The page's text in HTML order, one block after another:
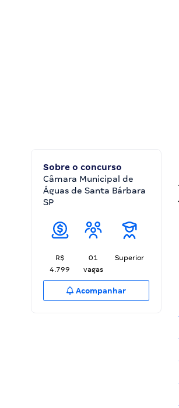
Sobre o concurso
Câmara Municipal de
Águas de Santa Bárbara
SP
R$
4.799
01
vagas
Superior
Acompanhar